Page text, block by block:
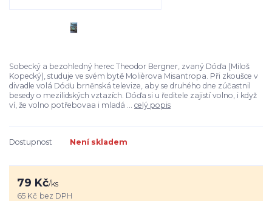
Sobecký a bezohledný herec Theodor Bergner, zvaný Dóďa (Miloš
Kopecký), studuje ve svém bytě Molièrova Misantropa. Při zkoušce v
divadle volá Dóďu brněnská televize, aby se druhého dne zúčastnil
besedy o mezilidských vztazích. Dóďa si u ředitele zajistí volno, i když
ví, že volno potřebovaa i mladá ... celý popis
Dostupnost Není skladem
79 Kč/ks
65 Kč bez DPH